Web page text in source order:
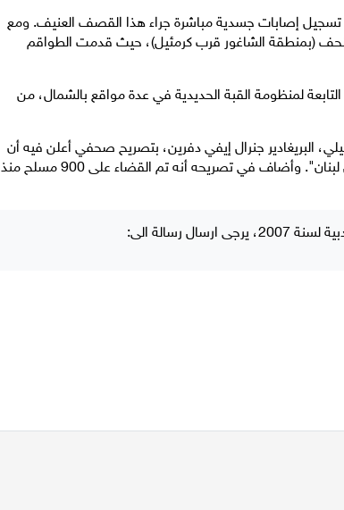
تسجيل إصابات جسدية مباشرة جراء هذا القصف العنيف. ومع
نحف (بمنطقة الشاغور قرب كرمئيل)، حيث قدمت الطواقم
لمنظومة القبة الحديدية في عدة مواقع بالشمال، من
البريغادير جنرال إيفي دفرين، بتصريح صحفي أعلن فيه أن
القوات الإسرائيلية "تُعمّق من مناورتها وتوغلها البري داخل لبنان". وأضاف في تصريحه أنه تم القضاء على 900 مسلح منذ